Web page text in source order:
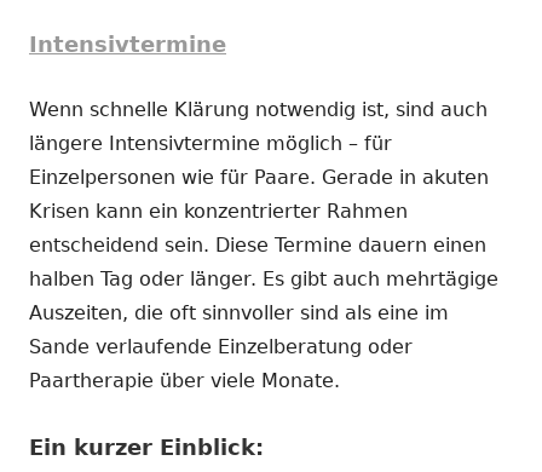
Intensivtermine
Wenn schnelle Klärung notwendig ist, sind auch
längere Intensivtermine möglich – für
Einzelpersonen wie für Paare. Gerade in akuten
Krisen kann ein konzentrierter Rahmen
entscheidend sein. Diese Termine dauern einen
halben Tag oder länger. Es gibt auch mehrtägige
Auszeiten, die oft sinnvoller sind als eine im
Sande verlaufende Einzelberatung oder
Paartherapie über viele Monate.
Ein kurzer Einblick: